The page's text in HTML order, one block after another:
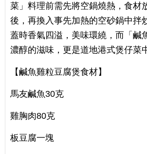
菜」料理前需先將空鍋燒熱，食材
後，再換入事先加熱的空砂鍋中拌
蓋時香氣四溢，美味環繞，而「鹹
濃醇的滋味，更是道地港式煲仔菜
【鹹魚雞粒豆腐煲食材】
馬友鹹魚30克
雞胸肉80克
板豆腐一塊